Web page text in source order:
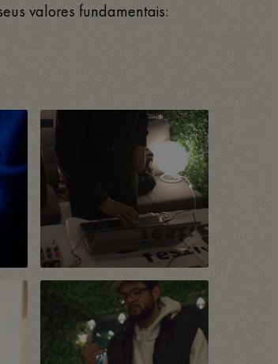
valores fundamentais: